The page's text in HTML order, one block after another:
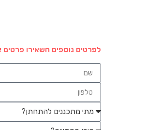
לפרטים נוספים השאירו פרטים